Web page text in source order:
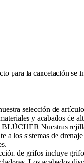
para la cancelación se
selección de
y acabados
BLÜCHER Nuestras
a los sistemas de
de grifos incluye